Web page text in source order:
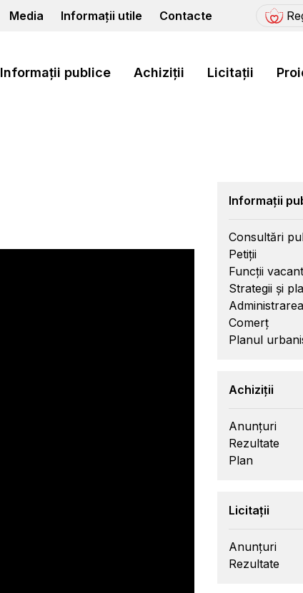
Media Informații utile Contacte
Informații publice Achiziții Licitații
Informații
Consultări
Petiții
Funcții
Strategii și
Comerț
Planul
Achiziții
Anunțuri
Rezultate
Plan
Licitații
Anunțuri
Rezultate